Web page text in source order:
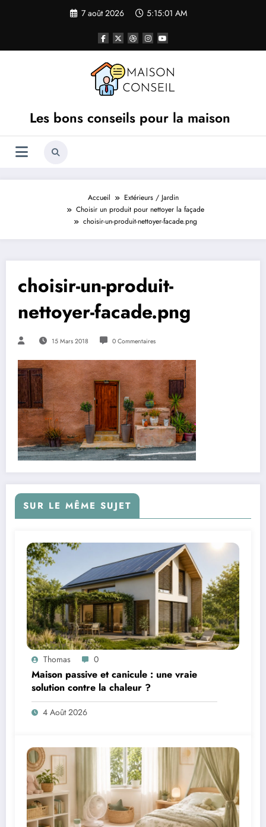
7 août 2026 5:15:01 AM
Les bons conseils pour la maison
Accueil
Extérieurs / Jardin
Choisir un produit pour nettoyer la façade
choisir-un-produit-nettoyer-facade.png
choisir-un-produit-
nettoyer-facade.png
15 Mars 2018 0 Commentaires
SUR LE MÊME SUJET
Thomas 0
Maison passive et canicule : une vraie
solution contre la chaleur ?
4 Août 2026